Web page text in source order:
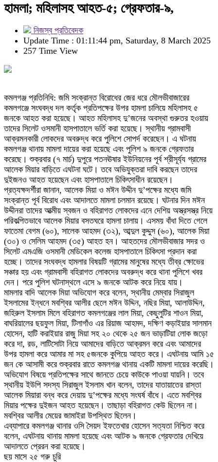
হামলা; মহিলাসহ আহত-৫; গ্রেফতার-৯,
নিজস্ব প্রতিবেদক
Update Time : 01:11:44 pm, Saturday, 8 March 2025
257 Time View
কমলগঞ্জ প্রতিনিধি: জমি সংক্রান্ত বিরোধের জের ধরে মৌলভীবাজারের
কমলগঞ্জে সংঘবদ্ধ দল কর্তৃক প্রতিপক্ষের উপর হামলা চালিয়ে মহিলাসহ ৫
জনকে আহত করা হয়েছে। আহত মহিলাসহ দু’জনের অবস্থা গুরুতর হওয়ায়
তাদের সিলেট ওসমানী হাসপাতালে ভর্তি করা হয়েছে। স্থানীয় গ্রামবাসী
আক্রমনকারী লোকদের অবরুদ্ধ করে পুলিশে সোপর্দ করেছেন। এ ঘটনায়
কমলগঞ্জ থানায় মামলা দায়ের করা হয়েছে এবং পুলিশ ৯ জনকে গ্রেফতার
করেছে। শুক্রবার (৭ মার্চ) দুপুরে পতনঊষার ইউনিয়নের পূর্ব শ্রীসূর্য্য গ্রামের
আলেক মিয়ার বাড়িতে এঘটনা ঘটে। তবে অভিযুক্তরা দাবি করছেন তাদের
দুইজনও আহত হয়েছেন এবং হাসপাতালে চিকিৎসাধীন রয়েছেন।
প্রত্যক্ষদর্শীরা জানান, আলেক মিয়া ও মঈন উদ্দীন দু’পক্ষের মধ্যে জমি
সংক্রান্ত পূর্ব বিরোধ এবং আদালতে মামলা চলমান রয়েছে। ঘটনার দিন মঈন
উদ্দীনরা তাদের আত্মীয় স্বজন ও বহিরাগত লোকদের এনে দেশিয় অস্ত্রসস্ত্র নিয়ে
পরিকল্পিতভাবে আলেক মিয়ার বসতঘরে হামলা চালায়। এসময় বাঁধা দিতে গেলে
ফাতেমা বেগম (৬০), সালেক আহমদ (৩২), আব্দুল কুদ্দুস (৬০), আলেক মিয়া
(৩০) ও সেলিম আহমদ (৩৫) আহত হন। আহতদের মৌলভীবাজার সদর ও
সিলেট এমএজি ওসমানী মেডিকেল কলেজ হাসপাতালে চিকিৎসা প্রদান করা
হচ্ছে। তাদের সংঘবদ্ধ হামলার বিষয়টি গ্রামের মানুষের মধ্যে তীব্র ক্ষোভের
সঞ্চার হয় এবং গ্রামবাসী বহিরাগত লোকদের অবরুদ্ধ করে থানা পুলিশে খবর
দেন। পরে পুলিশ ঘটনাস্থলে এসে ৯ জনকে আটক করে নিয়ে যায়।
মামলার বাদি আলেক মিয়া অভিযোগ করে বলেন, স্থানীয় মেম্বার সিরাজুল
ইসলামের ইন্ধনে মবশ্বির আলীর ছেলে মঈন উদ্দিন, নছির মিয়া, আলাউদ্দিন,
জহিরুল ইসলাম মিলে বহিরাগত কমলগঞ্জের লাল মিয়া, কেছুলুটির শাওন মিয়া,
বাঘরিয়ালের ছয়ফুল মিয়া, টিলাগাঁও এর রিয়াজ আহমদ, দক্ষিণ কড়াইয়ার সালমান
হোসেন, হাটি করাইয়ার রাজু মিয়া সহ ২০ থেকে ২৫ জন ভাড়াটিয়া লোক জড়ো
করে দা, রড, লাটিসোটা নিয়ে আমাদের বাড়িতে আক্রমন করে এবং আমাদের
উপর হামলা করে আমার মা সহ ৫জনকে কুপিয়ে আহত করে। এঘটনায় আমি ১৫
জন কে আসামী করে শুক্রবার রাতে কমলগঞ্জ থানায় একটি মামলা দায়ের করেছি।
অভিযোগ বিষয়ে প্রতিপক্ষের সাথে জানতে চেয়ে কাউকে পাওয়া যায়নি। তবে
স্থানীয় ইউপি সদস্য সিরাজুল ইসলাম খান বলেন, তাদের যাতায়াতের রাস্তা
আলেক মিয়ারা বন্ধ করে দেয়ায় দু’পক্ষের মধ্যে সংঘর্ষ বাঁধে। এতে মবশ্বির
মিয়ার পক্ষের দুইজন আহত হয়েছেন। তাছাড়া বহিরাগত কেউ ছিলেন না।
মবশ্বির আলীর মেয়ের জামাইরা উপস্থিত ছিলেন।
এব্যাপারে কমলগঞ্জ থানার ওসি সৈয়দ ইফতেখার হোসেন সত্যতা নিশ্চিত করে
বলেন, এঘটনায় থানায় মামলা হয়েছে এবং আটক ৯ জনকে গ্রেফতার দেখিয়ে
আদালতে প্রেরন করা হয়েছে।
ছয় মাসে ২৫ গরু চুরি